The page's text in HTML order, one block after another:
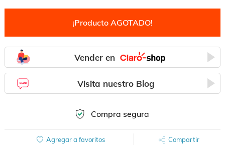
¡Producto AGOTADO!
Vender en
Visita nuestro Blog
Compra segura
Agregar a favoritos Compartir